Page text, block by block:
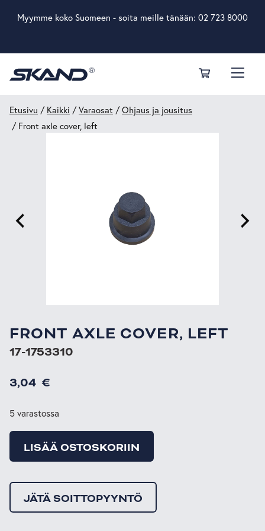
Myymme koko Suomeen - soita meille tänään: 02 723 8000
Etusivu / Kaikki /Varaosat /Ohjaus ja jousitus
/ Front axle cover, left
FRONT AXLE COVER, LEFT
17-1753310
3,04 €
5 varastossa
LISÄÄ OSTOSKORIIN
JÄTÄ SOITTOPYYNTÖ